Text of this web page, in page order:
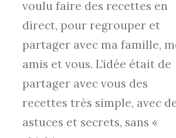
voulu faire des recettes en
direct, pour regrouper et
partager avec ma famille,
amis et vous. L’idée était de
partager avec vous des
recettes très simple, avec
astuces et secrets, sans «